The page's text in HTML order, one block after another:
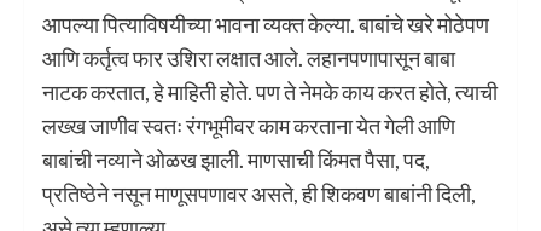
आपल्या पित्याविषयीच्या भावना व्यक्त केल्या. बाबांचे खरे मोठेपण
आणि कर्तृत्व फार उशिरा लक्षात आले. लहानपणापासून बाबा
नाटक करतात, हे माहिती होते. पण ते नेमके काय करत होते, त्याची
लख्ख जाणीव स्वतः रंगभूमीवर काम करताना येत गेली आणि
बाबांची नव्याने ओळख झाली. माणसाची किंमत पैसा, पद,
प्रतिष्ठेने नसून माणूसपणावर असते, ही शिकवण बाबांनी दिली,